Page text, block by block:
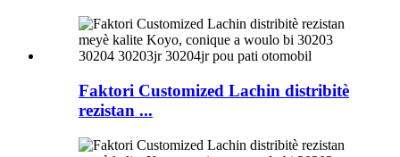
Faktori Customized Lachin distribitè
rezistan ...